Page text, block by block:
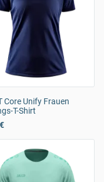
Core Unify Frauen
T-Shirt